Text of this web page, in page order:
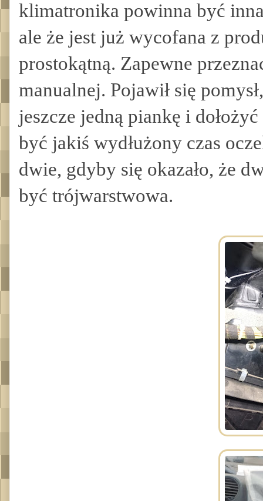
klimatronika powinna być
ale że jest już wycofana z
prostokątną. Zapewne
manualnej. Pojawił się
jeszcze jedną piankę i
być jakiś wydłużony czas
dwie, gdyby się okazało, że
być trójwarstwowa.